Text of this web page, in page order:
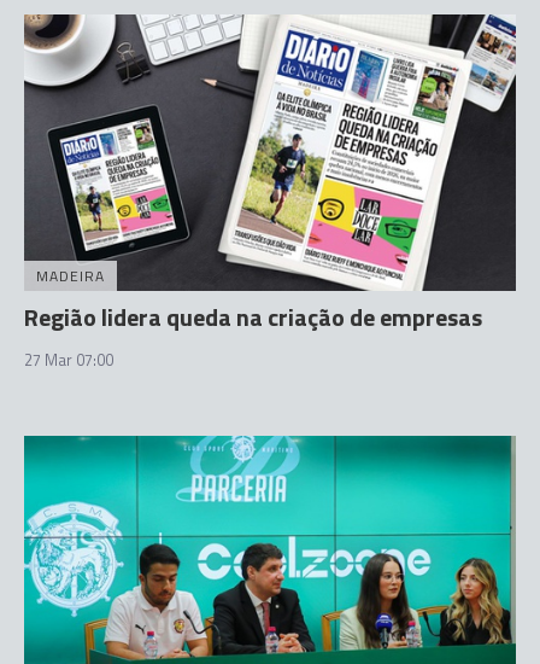
MADEIRA
Região lidera queda na criação de empresas
27 Mar 07:00